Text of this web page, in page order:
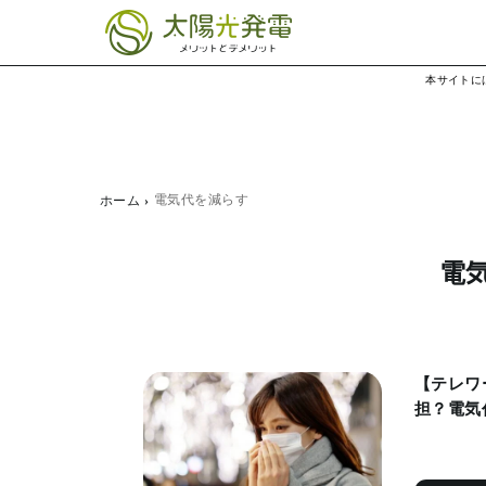
本サイトに
ホーム 電気代を減らす
電
【テレ
担？電気